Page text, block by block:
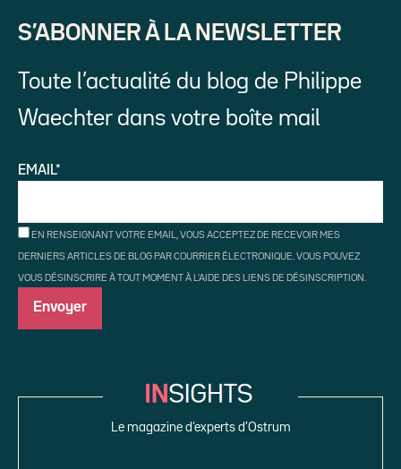
S’ABONNER À LA NEWSLETTER
Toute l’actualité du blog de Philippe
Waechter dans votre boîte mail
EMAIL*
EN RENSEIGNANT VOTRE EMAIL, VOUS ACCEPTEZ DE RECEVOIR MES
DERNIERS ARTICLES DE BLOG PAR COURRIER ÉLECTRONIQUE. VOUS POUVEZ
VOUS DÉSINSCRIRE À TOUT MOMENT À L'AIDE DES LIENS DE DÉSINSCRIPTION.
Le magazine d’experts d’Ostrum